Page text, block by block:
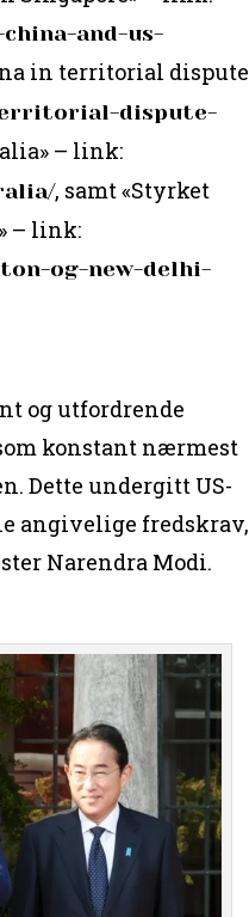
and-us-
in territorial dispute
dispute-
– link:
, samt «Styrket
– link:
og-new-delhi-
og utfordrende
konstant nærmest
Dette undergitt US-
angivelige fredskrav,
Narendra Modi.